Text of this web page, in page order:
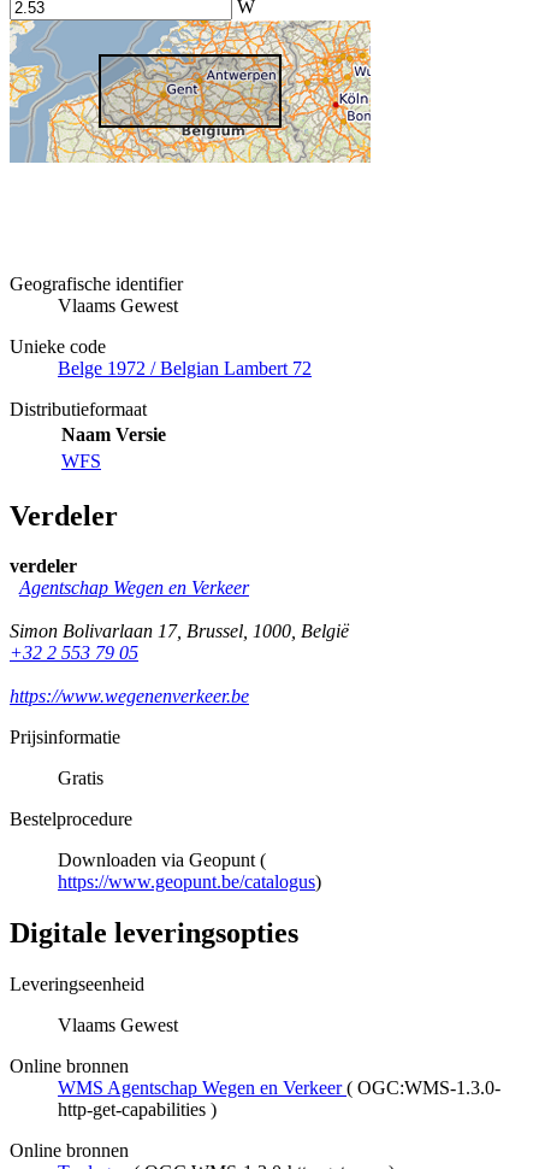
W
Geografische identifier
Vlaams Gewest
Unieke code
Belge 1972 / Belgian Lambert 72
Distributieformaat
Naam Versie
WFS
Verdeler
verdeler
Agentschap Wegen en Verkeer
Simon Bolivarlaan 17, Brussel, 1000, België
+32 2 553 79 05
https://www.wegenenverkeer.be
Prijsinformatie
Gratis
Bestelprocedure
Downloaden via Geopunt (
https://www.geopunt.be/catalogus)
Digitale leveringsopties
Leveringseenheid
Vlaams Gewest
Online bronnen
WMS Agentschap Wegen en Verkeer ( OGC:WMS-1.3.0-
http-get-capabilities )
Online bronnen